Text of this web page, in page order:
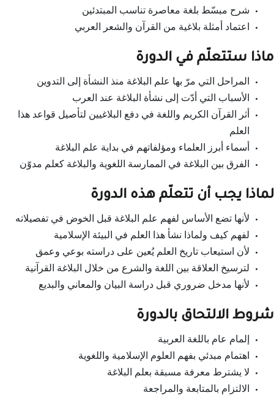
شرح مبسّط بلغة معاصرة تناسب المبتدئين
اعتماد أمثلة بلاغية من القرآن والشعر العربي
ماذا ستتعلّم في الدورة
المراحل التي مرّ بها علم البلاغة منذ النشأة إلى التدوين
الأسباب التي أدّت إلى نشأة البلاغة عند العرب
أثر القرآن الكريم واللغة في دفع البلاغيين لتأصيل قواعد هذا
العلم
أسماء أبرز العلماء ومؤلفاتهم في بداية علم البلاغة
الفرق بين البلاغة في الممارسة اللغوية والبلاغة كعلم مدوّن
لماذا يجب أن تتعلّم هذه الدورة
لأنها تضع الأساس لفهم علم البلاغة قبل الخوض في تفصيلاته
لفهم كيف ولماذا نشأ هذا العلم في البيئة الإسلامية
لأن استيعاب تاريخ العلم يُعين على دراسته بوعي وعمق
لترسيخ العلاقة بين اللغة والشرع من خلال البلاغة القرآنية
لأنها مدخل ضروري قبل دراسة البيان والمعاني والبديع
شروط الالتحاق بالدورة
إلمام عام باللغة العربية
اهتمام مبدئي بفهم العلوم الإسلامية واللغوية
لا يشترط معرفة مسبقة بعلم البلاغة
الالتزام بالمتابعة والمراجعة